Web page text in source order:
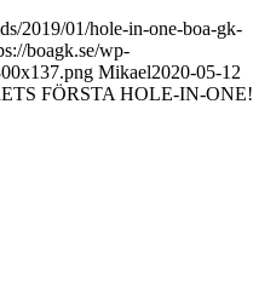
2019/01/hole-in-one-boa-gk-
boagk.se/wp-
Mikael2020-05-12
FÖRSTA HOLE-IN-ONE!